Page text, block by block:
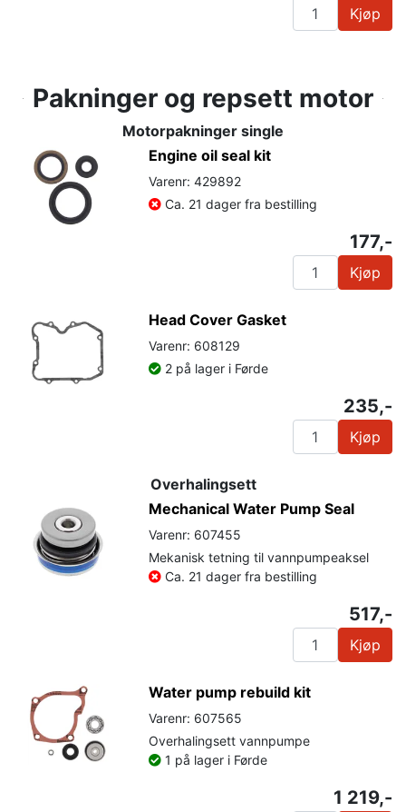
Kjøp
Pakninger og repsett motor
Motorpakninger single
Engine oil seal kit
Varenr: 429892
Ca. 21 dager fra bestilling
177,-
Kjøp
Head Cover Gasket
Varenr: 608129
2 på lager i Førde
235,-
Kjøp
Overhalingsett
Mechanical Water Pump Seal
Varenr: 607455
Mekanisk tetning til vannpumpeaksel
Ca. 21 dager fra bestilling
517,-
Kjøp
Water pump rebuild kit
Varenr: 607565
Overhalingsett vannpumpe
1 på lager i Førde
1 219,-